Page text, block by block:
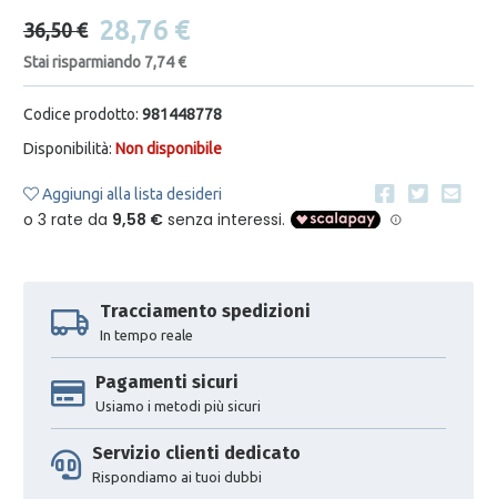
36,50 € 28,76 €
Stai risparmiando 7,74 €
Codice prodotto: 981448778
Disponibilità: Non disponibile
Aggiungi alla lista desideri
Tracciamento spedizioni
In tempo reale
Pagamenti sicuri
Usiamo i metodi più sicuri
Servizio clienti dedicato
Rispondiamo ai tuoi dubbi